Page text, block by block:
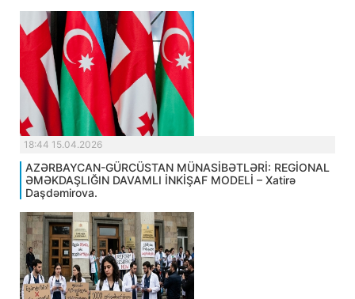
18:44 15.04.2026
AZƏRBAYCAN-GÜRCÜSTAN MÜNASİBƏTLƏRİ: REGİONAL
ƏMƏKDAŞLIĞIN DAVAMLI İNKİŞAF MODELİ – Xatirə
Daşdəmirova.